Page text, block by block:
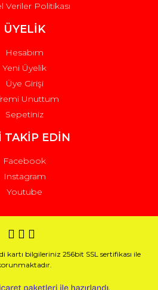
Veriler Politikası
ÜYELİK
Hesabım
Yeni Üyelik
Üye Girişi
Unuttum
Sepetiniz
TAKİP EDİN
Facebook
Instagram
Youtube
kartı bilgileriniz 256bit SSL sertifikası ile
e-